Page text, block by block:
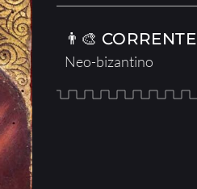
👨‍🎨 CORRENTE
Neo-bizantino